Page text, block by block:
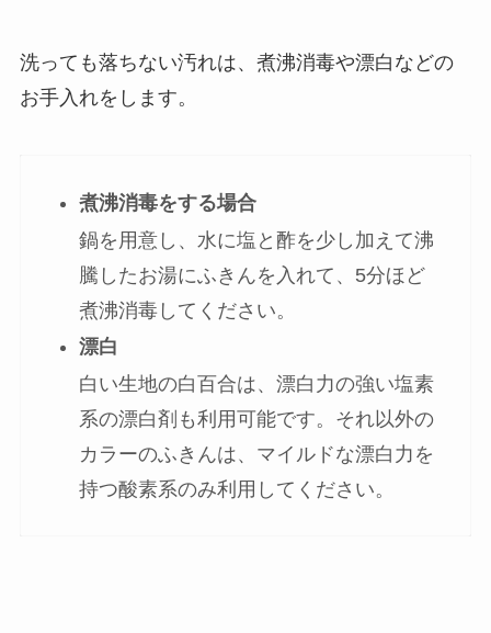
洗っても落ちない汚れは、煮沸消毒や漂白などの
お手入れをします。
煮沸消毒をする場合
鍋を用意し、水に塩と酢を少し加えて沸
騰したお湯にふきんを入れて、5分ほど
煮沸消毒してください。
漂白
白い生地の白百合は、漂白力の強い塩素
系の漂白剤も利用可能です。それ以外の
カラーのふきんは、マイルドな漂白力を
持つ酸素系のみ利用してください。